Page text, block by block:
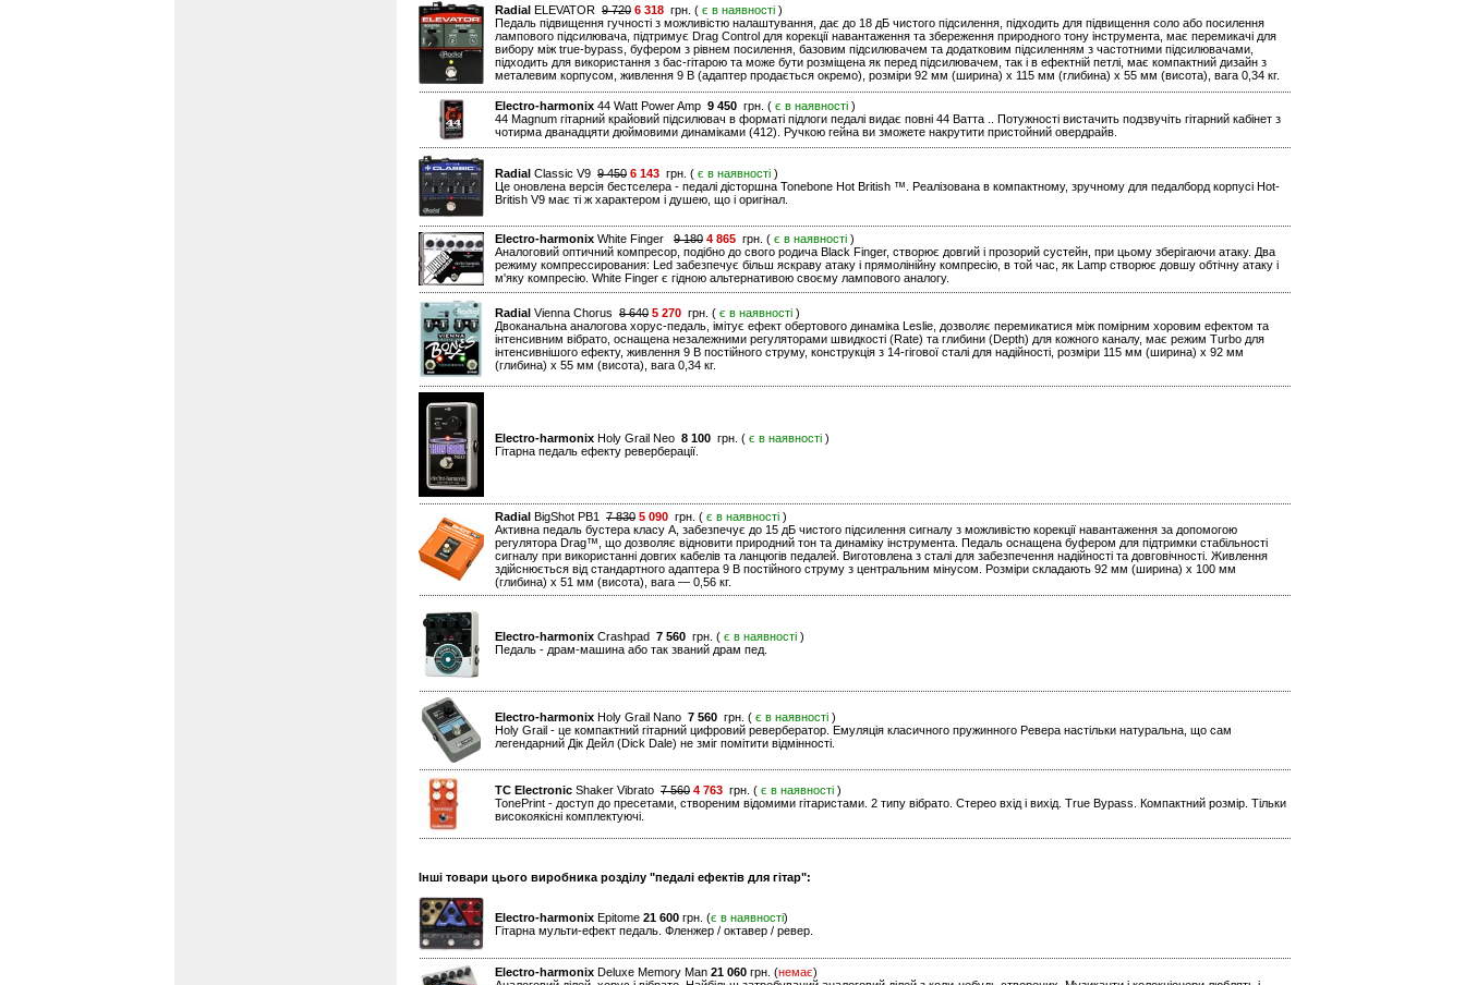
Radial ELEVATOR 9 720 6 318 грн. ( є в наявності )
Педаль підвищення гучності з можливістю налаштування, дає до 18 дБ чистого підсилення, підходить для підвищення соло або посилення
лампового підсилювача, підтримує Drag Control для корекції навантаження та збереження природного тону інструмента, має перемикачі для
вибору між true-bypass, буфером з рівнем посилення, базовим підсилювачем та додатковим підсиленням з частотними підсилювачами,
підходить для використання з бас-гітарою та може бути розміщена як перед підсилювачем, так і в ефектній петлі, має компактний дизайн з
металевим корпусом, живлення 9 В (адаптер продається окремо), розміри 92 мм (ширина) x 115 мм (глибина) x 55 мм (висота), вага 0,34 кг.
Electro-harmonix 44 Watt Power Amp 9 450 грн. ( є в наявності )
44 Magnum гітарний крайовий підсилювач в форматі підлоги педалі видає повні 44 Ватта .. Потужності вистачить подзвучіть гітарний кабінет з
чотирма дванадцяти дюймовими динаміками (412). Ручкою гейна ви зможете накрутити пристойний овердрайв.
Radial Classic V9 9 450 6 143 грн. ( є в наявності )
Це оновлена версія бестселера - педалі дісторшна Tonebone Hot British ™. Реалізована в компактному, зручному для педалборд корпусі Hot-
British V9 має ті ж характером і душею, що і оригінал.
Electro-harmonix White Finger 9 180 4 865 грн. ( є в наявності )
Аналоговий оптичний компресор, подібно до свого родича Black Finger, створює довгий і прозорий сустейн, при цьому зберігаючи атаку. Два
режиму компрессирования: Led забезпечує більш яскраву атаку і прямолінійну компресію, в той час, як Lamp створює довшу обтічну атаку і
м'яку компресію. White Finger є гідною альтернативою своєму лампового аналогу.
Radial Vienna Chorus 8 640 5 270 грн. ( є в наявності )
Двоканальна аналогова хорус-педаль, імітує ефект обертового динаміка Leslie, дозволяє перемикатися між помірним хоровим ефектом та
інтенсивним вібрато, оснащена незалежними регуляторами швидкості (Rate) та глибини (Depth) для кожного каналу, має режим Turbo для
інтенсивнішого ефекту, живлення 9 В постійного струму, конструкція з 14-гігової сталі для надійності, розміри 115 мм (ширина) x 92 мм
(глибина) x 55 мм (висота), вага 0,34 кг.
Electro-harmonix Holy Grail Neo 8 100 грн. ( є в наявності )
Гітарна педаль ефекту реверберації.
Radial BigShot PB1 7 830 5 090 грн. ( є в наявності )
Активна педаль бустера класу A, забезпечує до 15 дБ чистого підсилення сигналу з можливістю корекції навантаження за допомогою
регулятора Drag™, що дозволяє відновити природний тон та динаміку інструмента. Педаль оснащена буфером для підтримки стабільності
сигналу при використанні довгих кабелів та ланцюгів педалей. Виготовлена з сталі для забезпечення надійності та довговічності. Живлення
здійснюється від стандартного адаптера 9 В постійного струму з центральним мінусом. Розміри складають 92 мм (ширина) x 100 мм
(глибина) x 51 мм (висота), вага — 0,56 кг.
Electro-harmonix Crashpad 7 560 грн. ( є в наявності )
Педаль - драм-машина або так званий драм пед.
Electro-harmonix Holy Grail Nano 7 560 грн. ( є в наявності )
Holy Grail - це компактний гітарний цифровий ревербератор. Емуляція класичного пружинного Ревера настільки натуральна, що сам
легендарний Дік Дейл (Dick Dale) не зміг помітити відмінності.
TC Electronic Shaker Vibrato 7 560 4 763 грн. ( є в наявності )
TonePrint - доступ до пресетами, створеним відомими гітаристами. 2 типу вібрато. Стерео вхід і вихід. True Bypass. Компактний розмір. Тільки
високоякісні комплектуючі.
Інші товари цього виробника розділу "педалі ефектів для гітар":
Electro-harmonix Epitome 21 600 грн. (є в наявності)
Гітарна мульти-ефект педаль. Фленжер / октавер / ревер.
Electro-harmonix Deluxe Memory Man 21 060 грн. (немає)